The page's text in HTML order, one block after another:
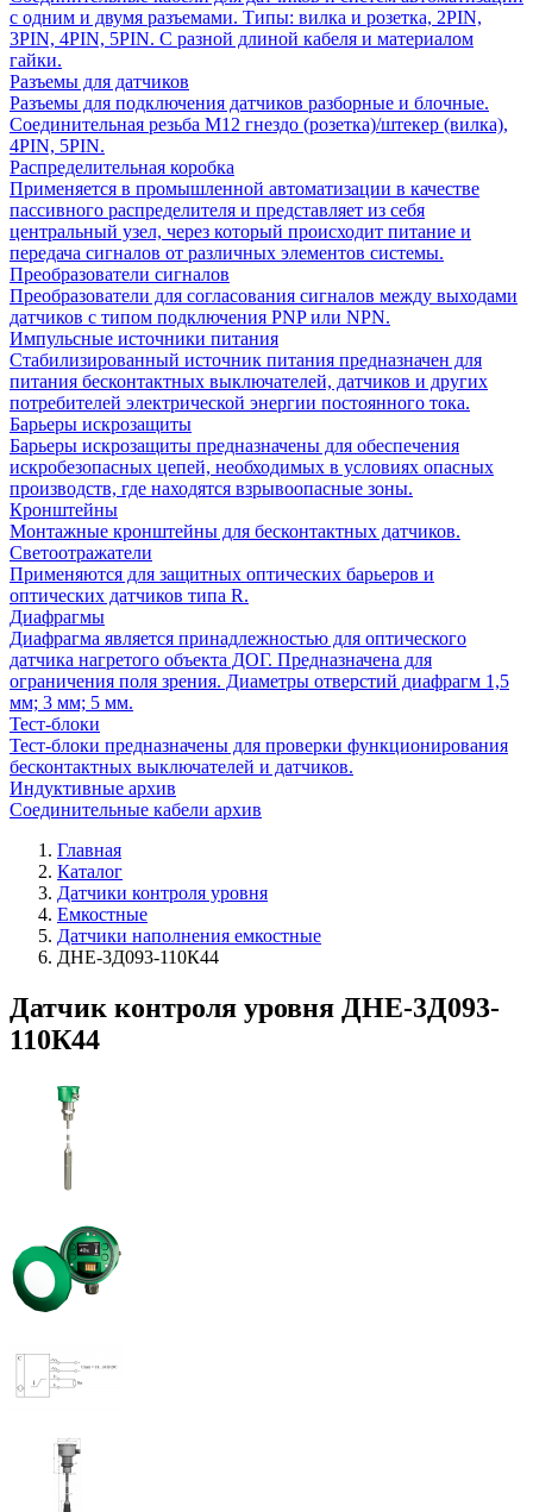
с одним и двумя разъемами. Типы: вилка и розетка, 2PIN,
3PIN, 4PIN, 5PIN. С разной длиной кабеля и материалом
гайки.
Разъемы для датчиков
Разъемы для подключения датчиков разборные и блочные.
Соединительная резьба М12 гнездо (розетка)/штекер (вилка),
4PIN, 5PIN.
Распределительная коробка
Применяется в промышленной автоматизации в качестве
пассивного распределителя и представляет из себя
центральный узел, через который происходит питание и
передача сигналов от различных элементов системы.
Преобразователи сигналов
Преобразователи для согласования сигналов между выходами
датчиков с типом подключения PNP или NPN.
Импульсные источники питания
Стабилизированный источник питания предназначен для
питания бесконтактных выключателей, датчиков и других
потребителей электрической энергии постоянного тока.
Барьеры искрозащиты
Барьеры искрозащиты предназначены для обеспечения
искробезопасных цепей, необходимых в условиях опасных
производств, где находятся взрывоопасные зоны.
Кронштейны
Монтажные кронштейны для бесконтактных датчиков.
Светоотражатели
Применяются для защитных оптических барьеров и
оптических датчиков типа R.
Диафрагмы
Диафрагма является принадлежностью для оптического
датчика нагретого объекта ДОГ. Предназначена для
ограничения поля зрения. Диаметры отверстий диафрагм 1,5
мм; 3 мм; 5 мм.
Тест-блоки
Тест-блоки предназначены для проверки функционирования
бесконтактных выключателей и датчиков.
Индуктивные архив
Соединительные кабели архив
Главная
Каталог
Датчики контроля уровня
Емкостные
Датчики наполнения емкостные
ДНЕ-3Д093-110К44
Датчик контроля уровня ДНЕ-3Д093-
110К44